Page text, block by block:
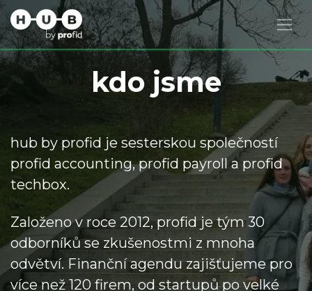
kdo jsme
hub by profid je sesterskou společností
profid accounting, profid payroll a profid
techbox.
Založeno v roce 2012, profid je tým 30
odborníků se zkušenostmi z mnoha
odvětví. Finanční agendu zajišťujeme pro
více než 120 firem, od startupů po velké